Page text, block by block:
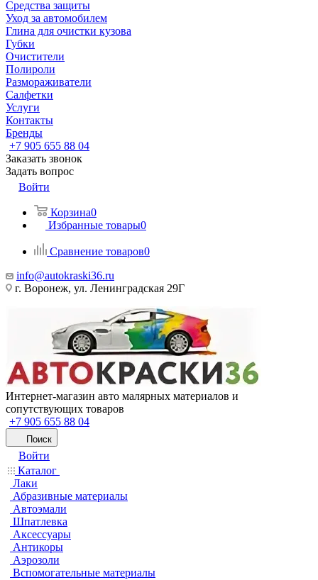
Средства защиты
Уход за автомобилем
Глина для очистки кузова
Губки
Очистители
Полироли
Размораживатели
Салфетки
Услуги
Контакты
Бренды
+7 905 655 88 04
Заказать звонок
Задать вопрос
Войти
Корзина0
Избранные товары0
Сравнение товаров0
info@autokraski36.ru
г. Воронеж, ул. Ленинградская 29Г
Интернет-магазин авто малярных материалов и
сопутствующих товаров
+7 905 655 88 04
Поиск
Войти
Каталог
Лаки
Абразивные материалы
Автоэмали
Шпатлевка
Аксессуары
Антикоры
Аэрозоли
Вспомогательные материалы